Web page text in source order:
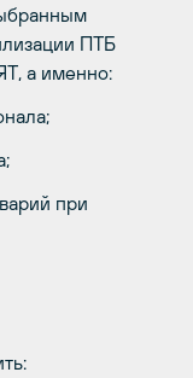
ПТБ
а именно:
при